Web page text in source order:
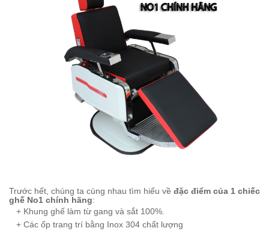
Trước hết, chúng ta cùng nhau tìm hiểu về đặc điểm của 1 chiếc
ghế No1 chính hãng:
+ Khung ghế làm từ gang và sắt 100%.
+ Các ốp trang trí bằng Inox 304 chất lượng